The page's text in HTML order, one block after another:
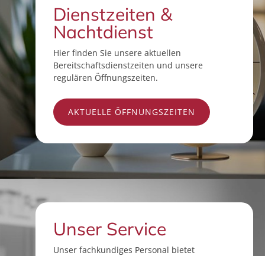
Dienstzeiten &
Nachtdienst
Hier finden Sie unsere aktuellen
Bereitschaftsdienstzeiten und unsere
regulären Öffnungszeiten.
AKTUELLE ÖFFNUNGSZEITEN
Unser Service
Unser fachkundiges Personal bietet